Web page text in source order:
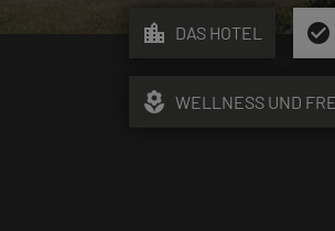
location_city DAS HOTEL check_circle
local_florist WELLNESS UND